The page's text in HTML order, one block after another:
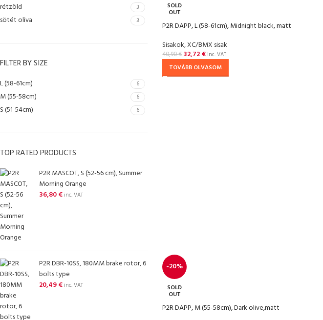
rétzöld 3
sötét oliva 3
FILTER BY SIZE
L (58-61cm) 6
M (55-58cm) 6
S (51-54cm) 6
TOP RATED PRODUCTS
P2R MASCOT, S (52-56 cm), Summer
Morning Orange
36,80€ inc. VAT
P2R DBR-10SS, 180MM brake rotor, 6
bolts type
20,49€ inc. VAT
SOLD
OUT
P2R DAPP, L (58-61cm), Midnight black, matt
Sisakok,XC/BMX sisak
40,90€32,72€ inc. VAT
TOVÁBB OLVASOM
-20%
SOLD
OUT
P2R DAPP, M (55-58cm), Dark olive,matt